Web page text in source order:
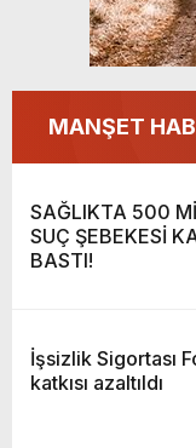
MANŞET
SAĞLIKTA 500
SUÇ ŞEBEKESİ
BASTI!
İşsizlik Sigortası
katkısı azaltıldı